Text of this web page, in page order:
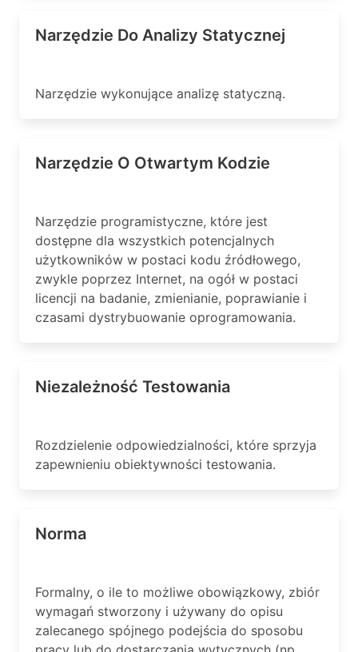
Narzędzie Do Analizy Statycznej
Narzędzie wykonujące analizę statyczną.
Narzędzie O Otwartym Kodzie
Narzędzie programistyczne, które jest
dostępne dla wszystkich potencjalnych
użytkowników w postaci kodu źródłowego,
zwykle poprzez Internet, na ogół w postaci
licencji na badanie, zmienianie, poprawianie i
czasami dystrybuowanie oprogramowania.
Niezależność Testowania
Rozdzielenie odpowiedzialności, które sprzyja
zapewnieniu obiektywności testowania.
Norma
Formalny, o ile to możliwe obowiązkowy, zbiór
wymagań stworzony i używany do opisu
zalecanego spójnego podejścia do sposobu